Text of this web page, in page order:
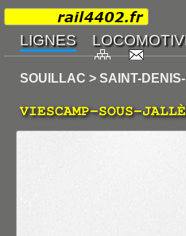
SOUILLAC > SAINT-
VIESCAMP-SOUS-